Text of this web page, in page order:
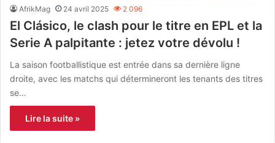
AfrikMag 24 avril 2025 2 096
El Clásico, le clash pour le titre en EPL et la
Serie A palpitante : jetez votre dévolu !
La saison footballistique est entrée dans sa dernière ligne
droite, avec les matchs qui détermineront les tenants des titres
se…
Lire la suite »